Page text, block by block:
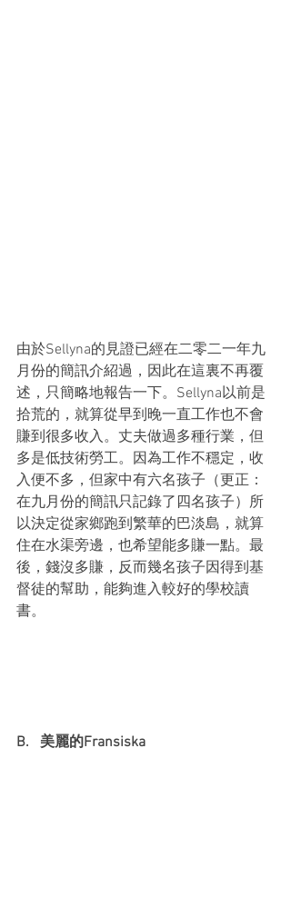
由於Sellyna的見證已經在二零二一年九
月份的簡訊介紹過，因此在這裏不再覆
述，只簡略地報告一下。Sellyna以前是
拾荒的，就算從早到晚一直工作也不會
賺到很多收入。丈夫做過多種行業，但
多是低技術勞工。因為工作不穩定，收
入便不多，但家中有六名孩子（更正：
在九月份的簡訊只記錄了四名孩子）所
以決定從家鄉跑到繁華的巴淡島，就算
住在水渠旁邊，也希望能多賺一點。最
後，錢沒多賺，反而幾名孩子因得到基
督徒的幫助，能夠進入較好的學校讀
書。
B.   美麗的Fransiska